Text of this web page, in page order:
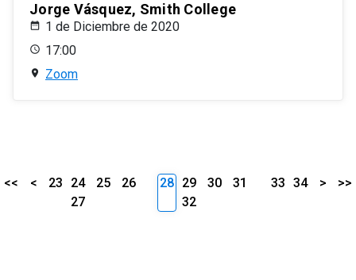
Jorge Vásquez, Smith College
1 de Diciembre de 2020
17:00
Zoom
<< < 23 24 25
26
27
28 29 30
31
32
33 34 > >>